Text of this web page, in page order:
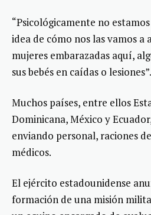
“Psicológicamente no
idea de cómo nos las vamos a
mujeres embarazadas aquí,
sus bebés en caídas o lesiones”.
Muchos países, entre ellos
Dominicana, México y
enviando personal, raciones
médicos.
El ejército estadounidense
formación de una misión